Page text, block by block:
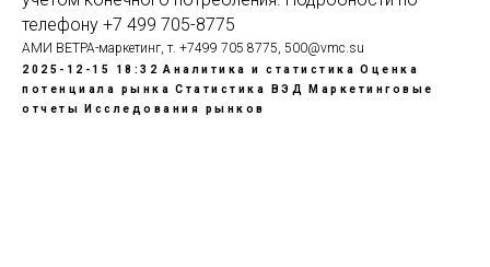
телефону +7 499 705-8775
АМИ ВЕТРА-маркетинг, т. +7499 705 8775, 500@vmc.su
2025-12-15 18:32 Аналитика и статистика Оценка
потенциала рынка Статистика ВЭД
Маркетинговые
отчеты
Исследования рынков